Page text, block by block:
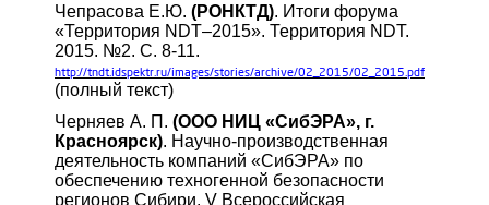
Чепрасова Е.Ю. (РОНКТД). Итоги форума
«Территория NDT–2015». Территория NDT.
2015. №2. С. 8-11.
http://tndt.idspektr.ru/images/stories/archive/02_2015/02_2015.pdf
(полный текст)
Черняев А. П. (ООО НИЦ «СибЭРА», г.
Красноярск). Научно-производственная
деятельность компаний «СибЭРА» по
обеспечению техногенной безопасности
регионов Сибири. V Всероссийская